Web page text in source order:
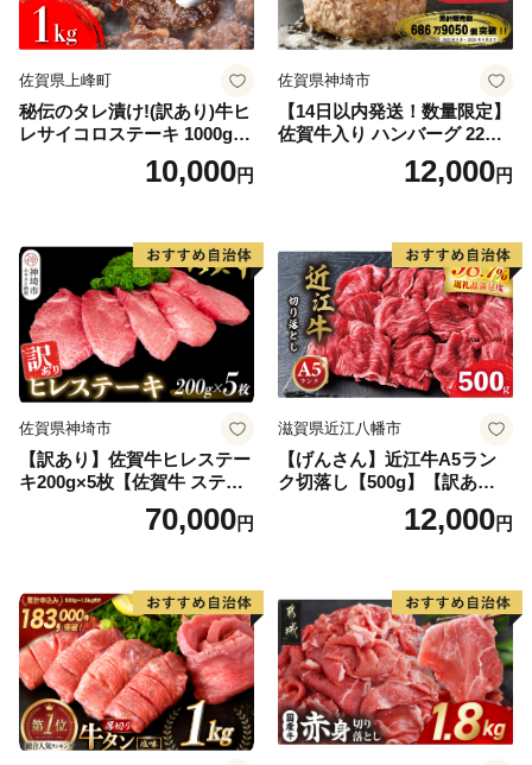
佐賀県上峰町
秘伝のタレ漬け!(訳あり)牛ヒ
レサイコロステーキ 1000g
10,000円
佐賀県神埼市
【14日以内発送！数量限定】
佐賀牛入り ハンバーグ 22個
2.6kg(120g×22個)【佐賀牛
黒毛和牛 ブランド牛 九州 ハ
気】(H083106)
12,000円
佐賀県神埼市
【訳あり】佐賀牛ヒレステー
キ200g×5枚【佐賀牛 ステー
キ ブランド肉 ヒレ肉 フィレ
肉 ジューシー ヘルシー】(H0
70,000円
滋賀県近江八幡市
【げんさん】近江牛A5ラン
ク切落し【500g】【訳あり】
12,000円